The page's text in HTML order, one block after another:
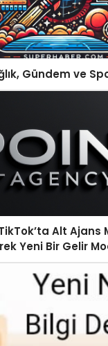
Gündem ve
Alt Ajans
Yeni Bir Gelir